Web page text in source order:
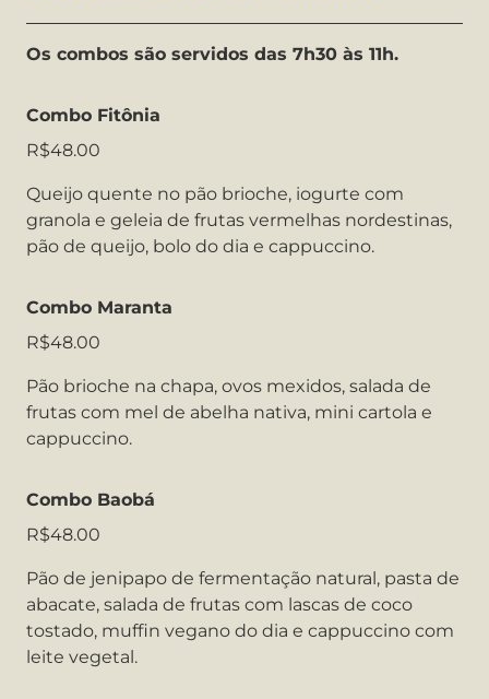
Os combos são servidos das 7h30 às 11h.
Combo Fitônia
R$48.00
Queijo quente no pão brioche, iogurte com
granola e geleia de frutas vermelhas nordestinas,
pão de queijo, bolo do dia e cappuccino.
Combo Maranta
R$48.00
Pão brioche na chapa, ovos mexidos, salada de
frutas com mel de abelha nativa, mini cartola e
cappuccino.
Combo Baobá
R$48.00
Pão de jenipapo de fermentação natural, pasta de
abacate, salada de frutas com lascas de coco
tostado, muffin vegano do dia e cappuccino com
leite vegetal.